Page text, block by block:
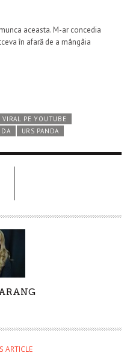
aceasta. M-ar concedia
în afară de a mângâia
VIRAL PE YOUTUBE
URS PANDA
ARTICLE